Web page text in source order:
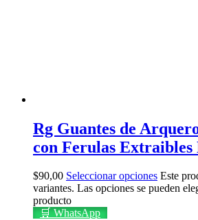
Rg Guantes de
con Ferulas Extraibles
$90,00 Seleccionar opciones Este
variantes. Las opciones se pueden
producto
🛒 WhatsApp